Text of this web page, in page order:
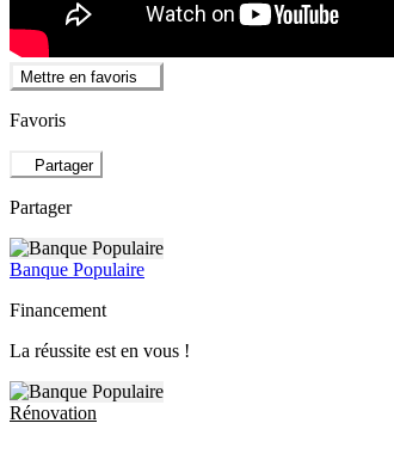
Mettre en favoris
Favoris
Partager
Partager
Banque Populaire
Financement
La réussite est en vous !
Rénovation